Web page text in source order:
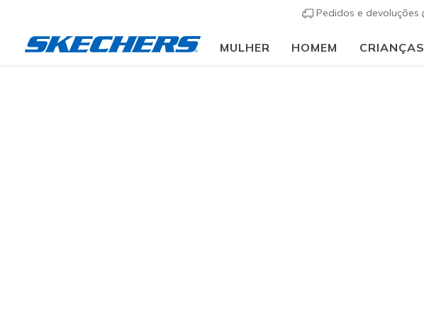
Pedidos e devoluções
MULHER HOMEM CRIANÇAS